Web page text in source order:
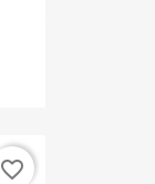
favorite_border